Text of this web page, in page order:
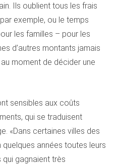
Ils oublient tous les frais
exemple, ou le temps
les familles – pour les
d’autres montants jamais
moment de décider une
sensibles aux coûts
qui se traduisent
«Dans certaines villes des
quelques années toutes leurs
qui gagnaient très